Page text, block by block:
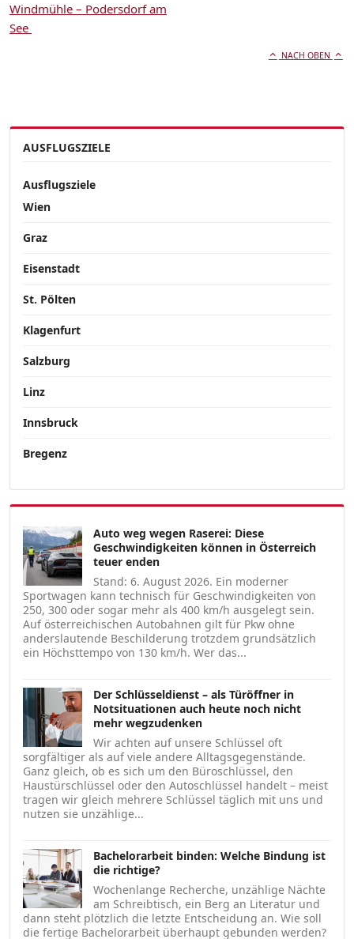
Windmühle – Podersdorf am
See
NACH OBEN
AUSFLUGSZIELE
Ausflugsziele
Wien
Graz
Eisenstadt
St. Pölten
Klagenfurt
Salzburg
Linz
Innsbruck
Bregenz
Auto weg wegen Raserei: Diese
Geschwindigkeiten können in Österreich
teuer enden
Stand: 6. August 2026. Ein moderner
Sportwagen kann technisch für Geschwindigkeiten von
250, 300 oder sogar mehr als 400 km/h ausgelegt sein.
Auf österreichischen Autobahnen gilt für Pkw ohne
anderslautende Beschilderung trotzdem grundsätzlich
ein Höchsttempo von 130 km/h. Wer das...
Der Schlüsseldienst – als Türöffner in
Notsituationen auch heute noch nicht
mehr wegzudenken
Wir achten auf unsere Schlüssel oft
sorgfältiger als auf viele andere Alltagsgegenstände.
Ganz gleich, ob es sich um den Büroschlüssel, den
Haustürschlüssel oder den Autoschlüssel handelt – meist
tragen wir gleich mehrere Schlüssel täglich mit uns und
nutzen sie unzählige...
Bachelorarbeit binden: Welche Bindung ist
die richtige?
Wochenlange Recherche, unzählige Nächte
am Schreibtisch, ein Berg an Literatur und
dann steht plötzlich die letzte Entscheidung an. Wie soll
die fertige Bachelorarbeit überhaupt gebunden werden?